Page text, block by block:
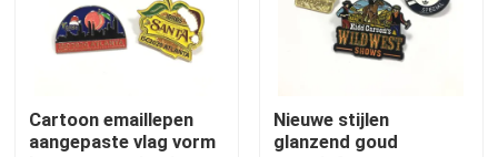
Fabrieksreis
Kwaliteitscontrole
Cartoon emaillepen
aangepaste vlag vorm
Nieuwe stijlen
glanzend goud